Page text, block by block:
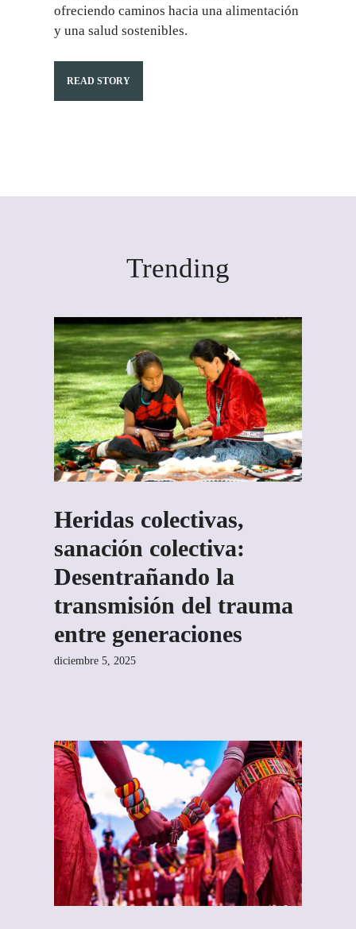
ofreciendo caminos hacia una alimentación
y una salud sostenibles.
READ STORY
Trending
Heridas colectivas,
sanación colectiva:
Desentrañando la
transmisión del trauma
entre generaciones
diciembre 5, 2025